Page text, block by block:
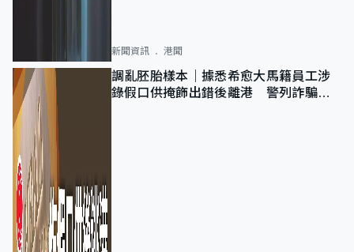
新聞資訊 港聞
調亂胚胎樣本｜據悉希愈大馬籍員工涉
錄假口供掩飾出錯後離港 警列詐騙